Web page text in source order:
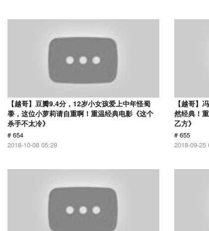
【越哥】豆瓣9.4分，12岁小女孩爱上中年怪蜀
黍，这位小萝莉请自重啊！重温经典电影《这个
杀手不太冷》
# 654
2018-10-08 05:29
【越哥】
然经典！
乙方》
# 655
2018-09-25